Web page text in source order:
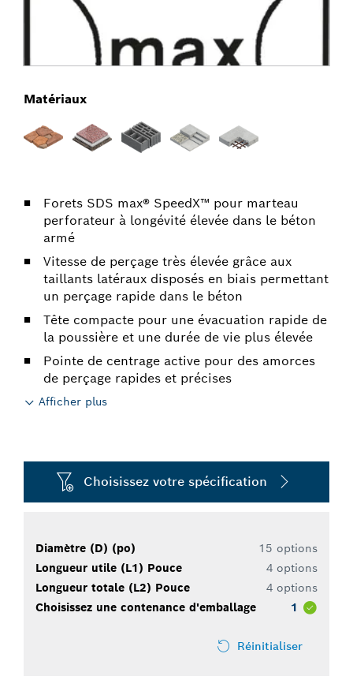
Forets SDS max® SpeedX™ pour marteau
perforateur à longévité élevée dans le béton
armé
Vitesse de perçage très élevée grâce aux
taillants latéraux disposés en biais permettant
un perçage rapide dans le béton
Tête compacte pour une évacuation rapide de
la poussière et une durée de vie plus élevée
Pointe de centrage active pour des amorces
de perçage rapides et précises
Afficher plus
Matériaux
Choisissez votre spécification
Diamètre (D) (po)
15 options
Longueur utile (L1) Pouce
4 options
Longueur totale (L2) Pouce
4 options
Choisissez une contenance d'emballage
1
Réinitialiser